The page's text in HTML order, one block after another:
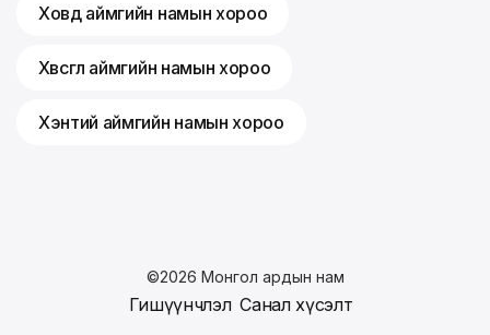
Ховд аймгийн намын хороо
Хөвсгөл аймгийн намын хороо
Хэнтий аймгийн намын хороо
©2026 Монгол ардын нам
Гишүүнчлэл Санал хүсэлт